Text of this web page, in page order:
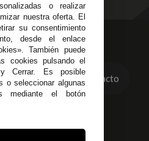
23 31 98
Whatsapp
43/955 44 45 44
Plaza de Toros,
Contacto
o realizar
nuestra oferta. El
su consentimiento
desde el enlace
También puede
cookies pulsando el
Cerrar. Es posible
o seleccionar algunas
mediante el botón